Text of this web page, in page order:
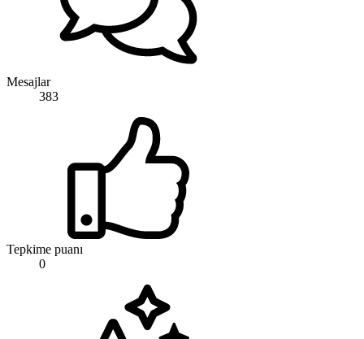
Mesajlar
383
Tepkime puanı
0